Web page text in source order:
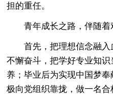
担的重任。
青年成长之路，伴随着
首先，把理想信念融入
不懈奋斗，把学好专业知
养；毕业后为实现中国梦
极向党组织靠拢，做一名合